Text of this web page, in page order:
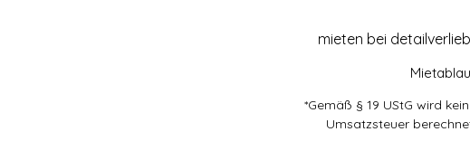
mieten bei
*Gemäß § 19 UStG wird
Umsatzsteuer